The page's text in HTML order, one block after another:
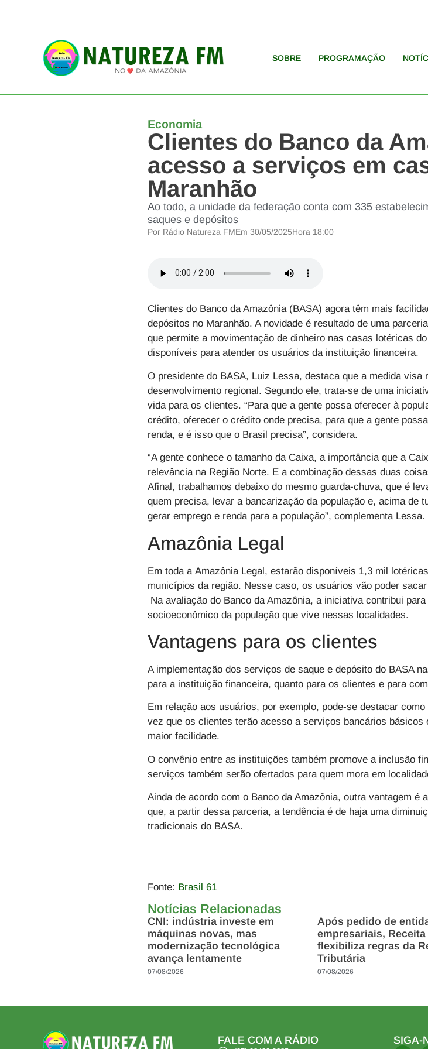
SOBRE PROGRAMAÇÃO
Economia
Clientes do Banco da
acesso a serviços em
Maranhão
Ao todo, a unidade da federação conta com 335
saques e depósitos
Por Rádio Natureza FMEm 30/05/2025Hora 18:00
Clientes do Banco da Amazônia (BASA) agora têm mais
depósitos no Maranhão. A novidade é resultado de uma
que permite a movimentação de dinheiro nas casas lotéricas
disponíveis para atender os usuários da instituição financeira.
O presidente do BASA, Luiz Lessa, destaca que a medida visa
desenvolvimento regional. Segundo ele, trata-se de uma
vida para os clientes. “Para que a gente possa oferecer à
crédito, oferecer o crédito onde precisa, para que a gente
renda, e é isso que o Brasil precisa”, considera.
“A gente conhece o tamanho da Caixa, a importância que a
relevância na Região Norte. E a combinação dessas duas
Afinal, trabalhamos debaixo do mesmo guarda-chuva, que é
quem precisa, levar a bancarização da população e, acima de
gerar emprego e renda para a população”, complementa Lessa.
Amazônia Legal
Em toda a Amazônia Legal, estarão disponíveis 1,3 mil
municípios da região. Nesse caso, os usuários vão poder
Na avaliação do Banco da Amazônia, a iniciativa contribui
socioeconômico da população que vive nessas localidades.
Vantagens para os clientes
A implementação dos serviços de saque e depósito do BASA
para a instituição financeira, quanto para os clientes e para
Em relação aos usuários, por exemplo, pode-se destacar
vez que os clientes terão acesso a serviços bancários
maior facilidade.
O convênio entre as instituições também promove a inclusão
serviços também serão ofertados para quem mora em
Ainda de acordo com o Banco da Amazônia, outra vantagem é
que, a partir dessa parceria, a tendência é de haja uma
tradicionais do BASA.
Fonte: Brasil 61
Notícias Relacionadas
CNI: indústria investe em
máquinas novas, mas
modernização tecnológica
avança lentamente
07/08/2026
Após pedido de
empresariais, Receita
flexibiliza regras da
Tributária
07/08/2026
FALE COM A RÁDIO SIGA-